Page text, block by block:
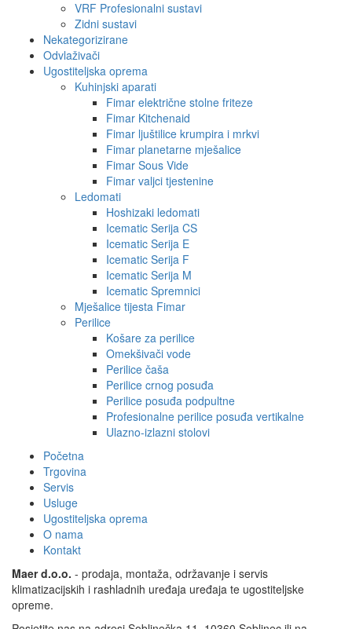
VRF Profesionalni sustavi
Zidni sustavi
Nekategorizirane
Odvlaživači
Ugostiteljska oprema
Kuhinjski aparati
Fimar električne stolne friteze
Fimar Kitchenaid
Fimar ljuštilice krumpira i mrkvi
Fimar planetarne mješalice
Fimar Sous Vide
Fimar valjci tjestenine
Ledomati
Hoshizaki ledomati
Icematic Serija CS
Icematic Serija E
Icematic Serija F
Icematic Serija M
Icematic Spremnici
Mješalice tijesta Fimar
Perilice
Košare za perilice
Omekšivači vode
Perilice čaša
Perilice crnog posuđa
Perilice posuđa podpultne
Profesionalne perilice posuđa vertikalne
Ulazno-izlazni stolovi
Početna
Trgovina
Servis
Usluge
Ugostiteljska oprema
O nama
Kontakt
Maer d.o.o. - prodaja, montaža, održavanje i servis
klimatizacijskih i rashladnih uređaja uređaja te ugostiteljske
opreme.